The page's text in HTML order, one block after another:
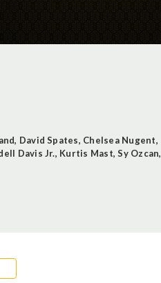
, David Spates, Chelsea Nugent,
Davis Jr., Kurtis Mast,Sy Ozcan,